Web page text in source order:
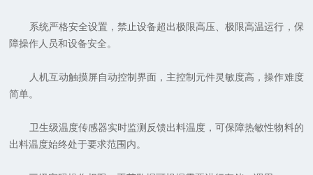
系统严格安全设置，禁止设备超出极限高压、极限高温运行，保
障操作人员和设备安全。
人机互动触摸屏自动控制界面，主控制元件灵敏度高，操作难度
简单。
卫生级温度传感器实时监测反馈出料温度，可保障热敏性物料的
出料温度始终处于要求范围内。